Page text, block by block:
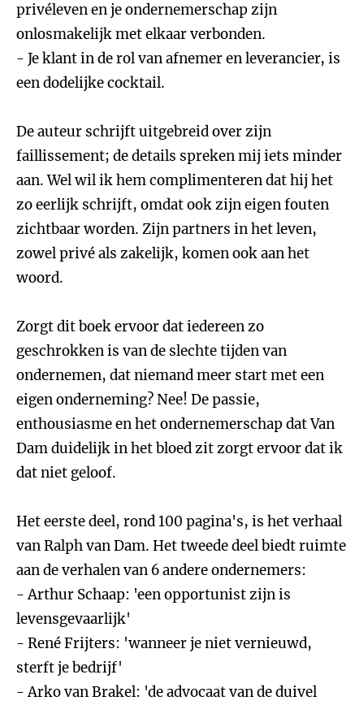
privéleven en je ondernemerschap zijn
onlosmakelijk met elkaar verbonden.
- Je klant in de rol van afnemer en leverancier, is
een dodelijke cocktail.
De auteur schrijft uitgebreid over zijn
faillissement; de details spreken mij iets minder
aan. Wel wil ik hem complimenteren dat hij het
zo eerlijk schrijft, omdat ook zijn eigen fouten
zichtbaar worden. Zijn partners in het leven,
zowel privé als zakelijk, komen ook aan het
woord.
Zorgt dit boek ervoor dat iedereen zo
geschrokken is van de slechte tijden van
ondernemen, dat niemand meer start met een
eigen onderneming? Nee! De passie,
enthousiasme en het ondernemerschap dat Van
Dam duidelijk in het bloed zit zorgt ervoor dat ik
dat niet geloof.
Het eerste deel, rond 100 pagina's, is het verhaal
van Ralph van Dam. Het tweede deel biedt ruimte
aan de verhalen van 6 andere ondernemers:
- Arthur Schaap: 'een opportunist zijn is
levensgevaarlijk'
- René Frijters: 'wanneer je niet vernieuwd,
sterft je bedrijf'
- Arko van Brakel: 'de advocaat van de duivel